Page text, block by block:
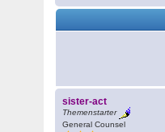
sister-act
Themenstarter
General Counsel